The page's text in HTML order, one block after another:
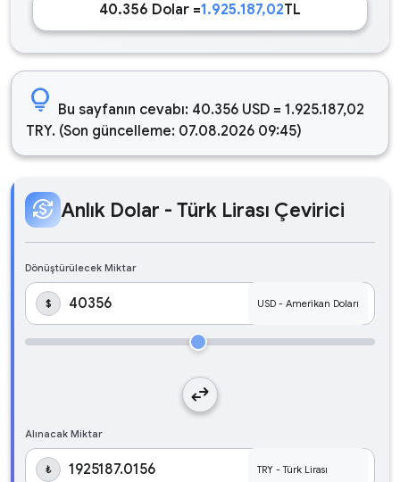
40.356 Dolar =1.925.187,02TL
lightbulb Bu sayfanın cevabı: 40.356 USD = 1.925.187,02
TRY. (Son güncelleme: 07.08.2026 09:45)
currency_exchange Anlık Dolar - Türk Lirası Çevirici
Dönüştürülecek Miktar
$
swap_horiz
Alınacak Miktar
₺